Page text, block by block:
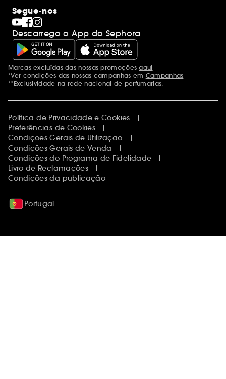
Segue-nos
Descarrega a App da Sephora
Menções adicionais
Marcas excluídas das nossas promoçõesaqui
*Ver condições das nossas campanhas em Campanhas
**Exclusividade na rede nacional de perfumarias.
Política de Privacidade e Cookies
Preferências de Cookies
Condições Gerais de Utilização
Condições Gerais de Venda
Condições do Programa de Fidelidade
Livro de Reclamações
Condições da publicação
Portugal